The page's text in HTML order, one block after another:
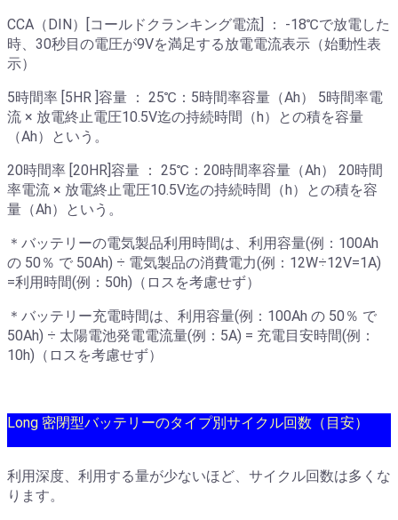
CCA（DIN）[コールドクランキング電流] ： -18℃で放電した
時、30秒目の電圧が9Vを満足する放電電流表示（始動性表
示）
5時間率 [5HR ]容量 ： 25℃：5時間率容量（Ah） 5時間率電
流 × 放電終止電圧10.5V迄の持続時間（h）との積を容量
（Ah）という。
20時間率 [20HR]容量 ： 25℃：20時間率容量（Ah） 20時間
率電流 × 放電終止電圧10.5V迄の持続時間（h）との積を容
量（Ah）という。
＊バッテリーの電気製品利用時間は、利用容量(例：100Ah
の 50％ で 50Ah) ÷ 電気製品の消費電力(例：12W÷12V=1A)
=利用時間(例：50h)（ロスを考慮せず）
＊バッテリー充電時間は、利用容量(例：100Ah の 50％ で
50Ah) ÷ 太陽電池発電電流量(例：5A) = 充電目安時間(例：
10h)（ロスを考慮せず）
Long 密閉型バッテリーのタイプ別サイクル回数（目安）
利用深度、利用する量が少ないほど、サイクル回数は多くな
ります。